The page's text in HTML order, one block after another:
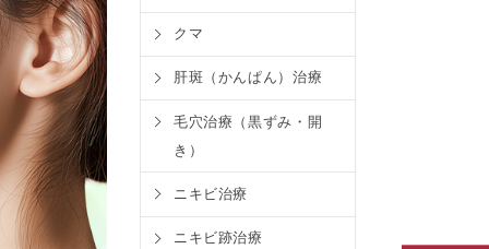
クマ
肝斑（かんぱん）治療
毛穴治療（黒ずみ・開
き）
ニキビ治療
ニキビ跡治療